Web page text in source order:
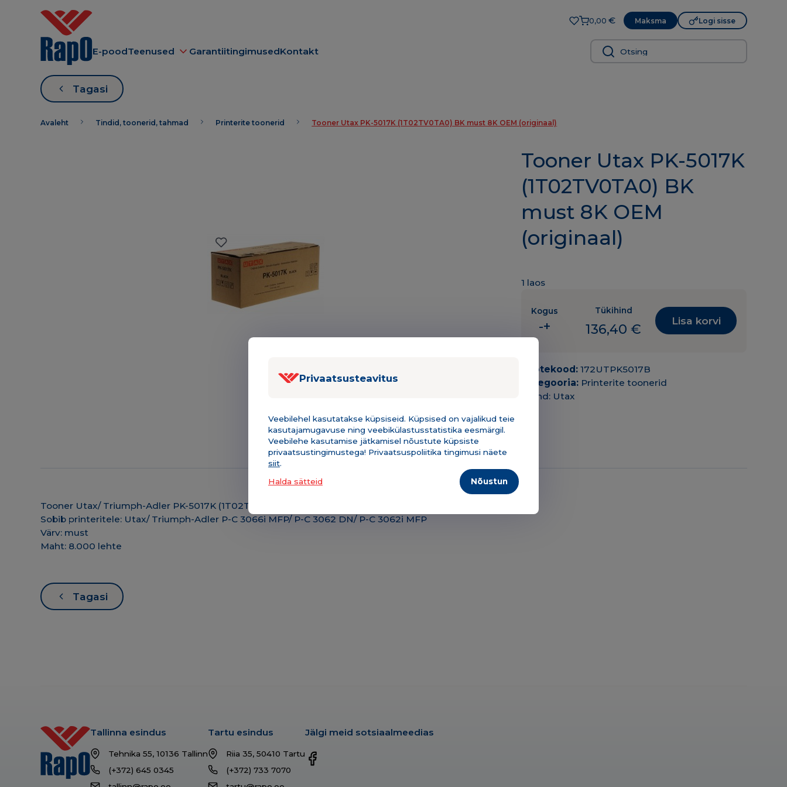
Privaatsusteavitus
Veebilehel kasutatakse küpsiseid. Küpsised on vajalikud teie
kasutajamugavuse ning veebikülastusstatistika eesmärgil.
Veebilehe kasutamise jätkamisel nõustute küpsiste
privaatsustingimustega! Privaatsuspoliitika tingimusi näete
siit.
Halda sätteid
Nõustun
0,00€ Maksma Logi sisse
E-poodTeenused GarantiitingimusedKontakt
Tagasi
Avaleht Tindid, toonerid, tahmad Printerite toonerid Tooner Utax PK-5017K (1T02TV0TA0) BK must 8K OEM (originaal)
Tooner Utax PK-5017K
(1T02TV0TA0) BK
must 8K OEM
(originaal)
1 laos
Kogus
-Tooner
5017K
(1T02TV0TA0)
BK
+
Tükihind
136,40€
Lisa korvi
Tootekood: 172UTPK5017B
Kategooria: Printerite toonerid
Bränd: Utax
Kirjeldus & tehniline infoLisainfo
Tooner Utax/ Triumph-Adler PK-5017K (1T02TV0TA0)
Sobib printeritele: Utax/ Triumph-Adler P-C 3066i MFP/ P-C 3062 DN/ P-C 3062i MFP
Värv: must
Maht: 8.000 lehte
Tagasi
Tallinna esindus
Tehnika 55, 10136 Tallinn
(+372) 645 0345
Tartu esindus
Riia 35, 50410 Tartu
(+372) 733 7070
Jälgi meid sotsiaalmeedias